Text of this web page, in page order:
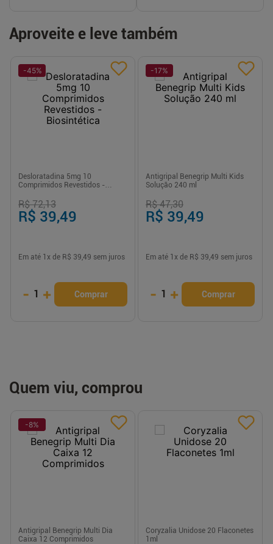
Aproveite e leve também
-45%
Desloratadina 5mg 10
Comprimidos Revestidos -
R$ 72,13
R$ 39,49
Em até 1 x de R$ 39,49 sem juros
- 1 + Comprar
-17%
Antigripal Benegrip Multi Kids
Solução 240 ml
R$ 47,30
R$ 39,49
Em até 1 x de R$ 39,49 sem juros
- 1 + Comprar
Quem viu, comprou
-8%
Antigripal Benegrip Multi Dia
Caixa 12 Comprimidos
Coryzalia Unidose 20 Flaconetes
1ml